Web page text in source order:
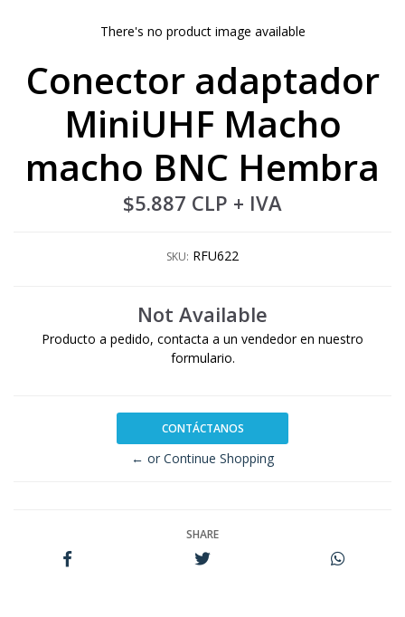
There's no product image available
Conector adaptador
MiniUHF Macho
macho BNC Hembra
$5.887 CLP + IVA
SKU: RFU622
Not Available
Producto a pedido, contacta a un vendedor en nuestro
formulario.
CONTÁCTANOS
← or Continue Shopping
SHARE